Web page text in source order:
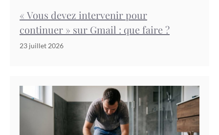
« Vous devez intervenir pour
continuer » sur Gmail : que faire ?
23 juillet 2026